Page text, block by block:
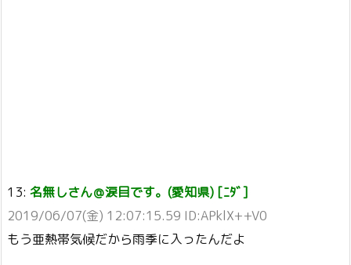
13: 名無しさん＠涙目です。(愛知県) [ﾆﾀﾞ]
2019/06/07(金) 12:07:15.59 ID:APklX++V0
もう亜熱帯気候だから雨季に入ったんだよ